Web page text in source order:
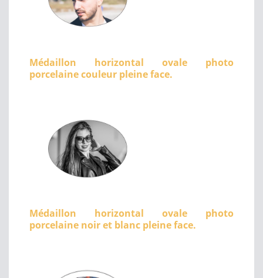
Médaillon horizontal ovale photo
porcelaine couleur pleine face.
Médaillon horizontal ovale photo
porcelaine noir et blanc pleine face.